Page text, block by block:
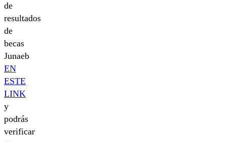
de
resultados
de
becas
Junaeb
EN
ESTE
LINK
y
podrás
verificar